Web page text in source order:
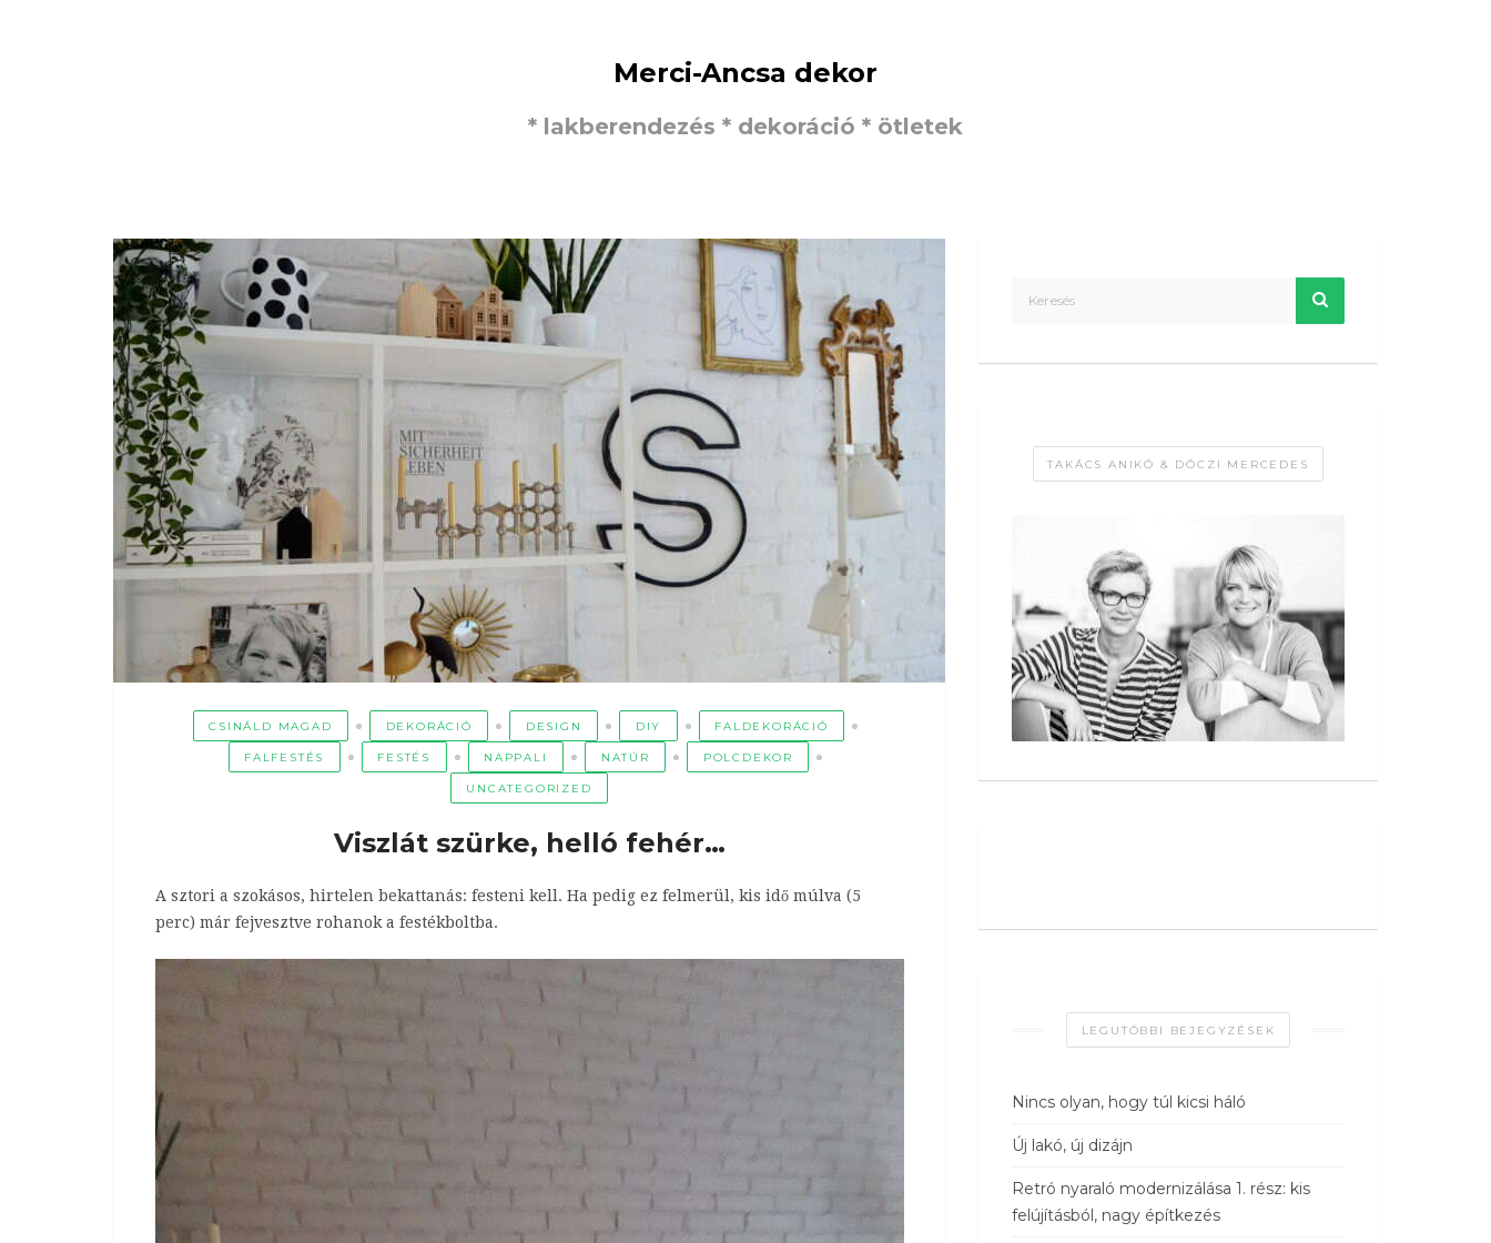
Merci-Ancsa dekor
* lakberendezés * dekoráció * ötletek
CSINÁLD MAGAD DEKORÁCIÓ DESIGN DIY FALDEKORÁCIÓ
FALFESTÉS FESTÉS NAPPALI NATÚR POLCDEKOR
UNCATEGORIZED
Viszlát szürke, helló fehér…
A sztori a szokásos, hirtelen bekattanás: festeni kell. Ha pedig ez felmerül, kis idő múlva (5
perc) már fejvesztve rohanok a festékboltba.
TAKÁCS ANIKÓ & DÓCZI MERCEDES
LEGUTÓBBI BEJEGYZÉSEK
Nincs olyan, hogy túl kicsi háló
Új lakó, új dizájn
Retró nyaraló modernizálása 1. rész: kis
felújításból, nagy építkezés